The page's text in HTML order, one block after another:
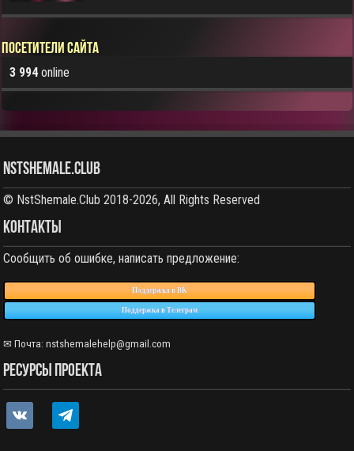
Посетители сайта
3 994online
NstShemale.Club
© NstShemale.Club 2018-2026, All Rights Reserved
КОНТАКТЫ
Сообщить об ошибке, написать предложение:
Поддержка в ВК
Поддержка в Телеграм
✉ Почта: nstshemalehelp@gmail.com
РЕСУРСЫ ПРОЕКТА
vkontaktetelegram